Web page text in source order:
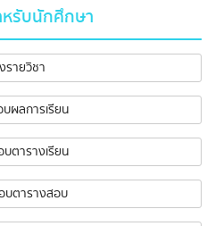
รับนักศึกษา
รายวิชา
ผลการเรียน
ตารางเรียน
บตารางสอบ